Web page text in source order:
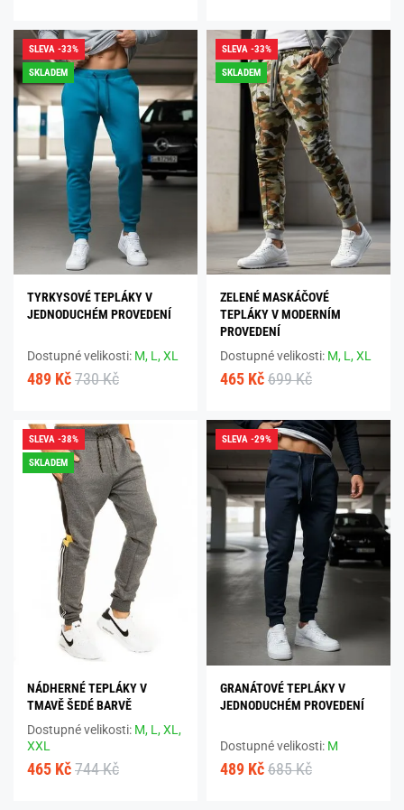
SLEVA -33%
SKLADEM
TYRKYSOVÉ TEPLÁKY V
JEDNODUCHÉM PROVEDENÍ
Dostupné velikosti: M, L,XL
489 Kč 730 Kč
SLEVA -33%
SKLADEM
ZELENÉ MASKÁČOVÉ
TEPLÁKY V MODERNÍM
PROVEDENÍ
Dostupné velikosti: M, L,XL
465 Kč 699 Kč
SLEVA -38%
SKLADEM
NÁDHERNÉ TEPLÁKY V
TMAVĚ ŠEDÉ BARVĚ
Dostupné velikosti: M, L,XL,
XXL
465 Kč 744 Kč
SLEVA -29%
GRANÁTOVÉ TEPLÁKY V
JEDNODUCHÉM PROVEDENÍ
Dostupné velikosti: M
489 Kč 685 Kč